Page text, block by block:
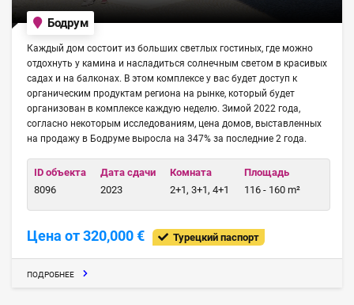
Бодрум
Каждый дом состоит из больших светлых гостиных, где можно
отдохнуть у камина и насладиться солнечным светом в красивых
садах и на балконах. В этом комплексе у вас будет доступ к
органическим продуктам региона на рынке, который будет
организован в комплексе каждую неделю. Зимой 2022 года,
согласно некоторым исследованиям, цена домов, выставленных
на продажу в Бодруме выросла на 347% за последние 2 года.
ID объекта
8096
Дата сдачи
2023
Комната
2+1, 3+1, 4+1
Площадь
116 - 160 m²
Цена от 320,000 € Турецкий паспорт
ПОДРОБНЕЕ